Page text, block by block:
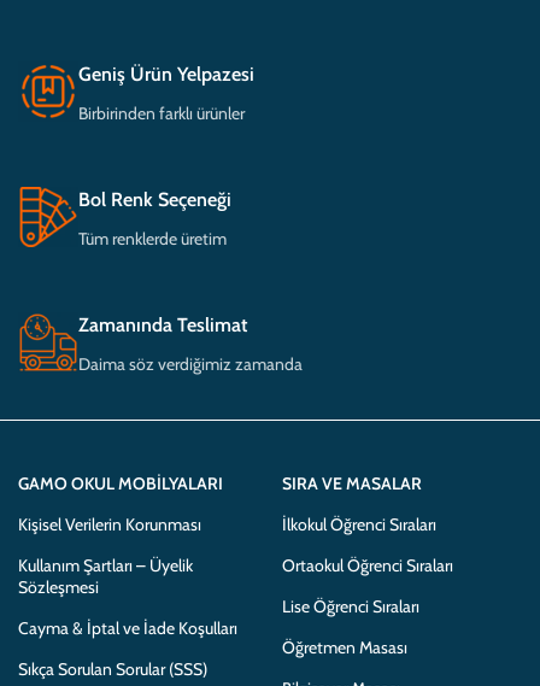
Geniş Ürün Yelpazesi
Birbirinden farklı ürünler
Bol Renk Seçeneği
Tüm renklerde üretim
Zamanında Teslimat
Daima söz verdiğimiz zamanda
GAMO OKUL MOBILYALARI
Kişisel Verilerin Korunması
Kullanım Şartları – Üyelik
Sözleşmesi
Cayma & İptal ve İade Koşulları
Sıkça Sorulan Sorular (SSS)
SIRA VE MASALAR
İlkokul Öğrenci Sıraları
Ortaokul Öğrenci Sıraları
Lise Öğrenci Sıraları
Öğretmen Masası